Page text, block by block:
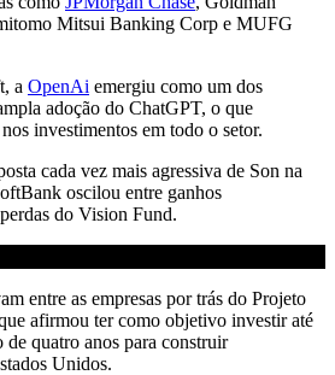
Mitsui Banking Corp e MUFG
a OpenAi emergiu como um dos
adoção do ChatGPT, o que
investimentos em todo o setor.
cada vez mais agressiva de Son na
oscilou entre ganhos
do Vision Fund.
entre as empresas por trás do Projeto
afirmou ter como objetivo investir até
quatro anos para construir
Unidos.